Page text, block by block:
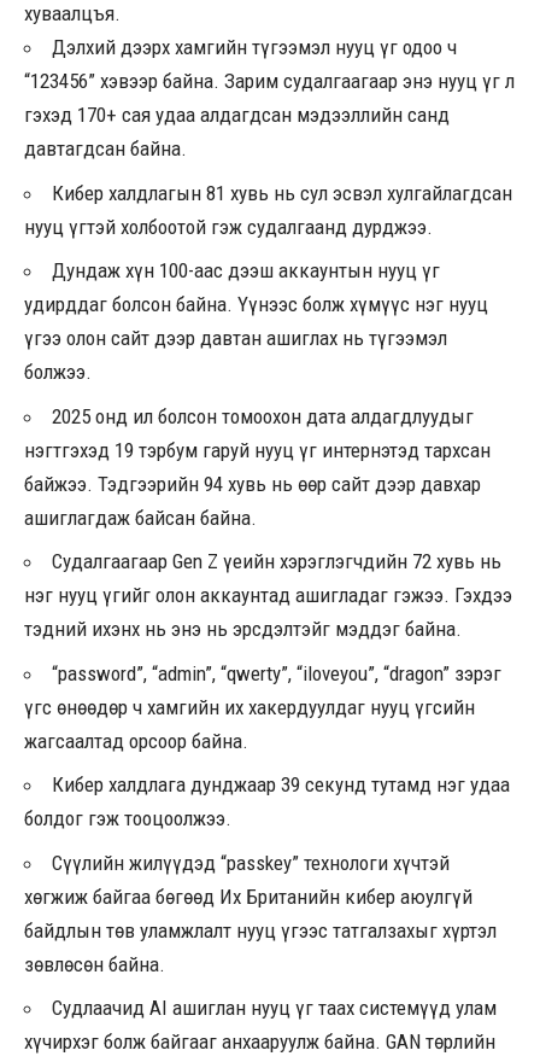
хуваалцъя.
Дэлхий дээрх хамгийн түгээмэл нууц үг одоо ч
“123456” хэвээр байна. Зарим судалгаагаар энэ нууц үг л
гэхэд 170+ сая удаа алдагдсан мэдээллийн санд
давтагдсан байна.
Кибер халдлагын 81 хувь нь сул эсвэл хулгайлагдсан
нууц үгтэй холбоотой гэж судалгаанд дурджээ.
Дундаж хүн 100-аас дээш аккаунтын нууц үг
удирддаг болсон байна. Үүнээс болж хүмүүс нэг нууц
үгээ олон сайт дээр давтан ашиглах нь түгээмэл
болжээ.
2025 онд ил болсон томоохон дата алдагдлуудыг
нэгтгэхэд 19 тэрбум гаруй нууц үг интернэтэд тархсан
байжээ. Тэдгээрийн 94 хувь нь өөр сайт дээр давхар
ашиглагдаж байсан байна.
Судалгаагаар Gen Z үеийн хэрэглэгчдийн 72 хувь нь
нэг нууц үгийг олон аккаунтад ашигладаг гэжээ. Гэхдээ
тэдний ихэнх нь энэ нь эрсдэлтэйг мэддэг байна.
“password”, “admin”, “qwerty”, “iloveyou”, “dragon” зэрэг
үгс өнөөдөр ч хамгийн их хакердуулдаг нууц үгсийн
жагсаалтад орсоор байна.
Кибер халдлага дунджаар 39 секунд тутамд нэг удаа
болдог гэж тооцоолжээ.
Сүүлийн жилүүдэд “passkey” технологи хүчтэй
хөгжиж байгаа бөгөөд Их Британийн кибер аюулгүй
байдлын төв уламжлалт нууц үгээс татгалзахыг хүртэл
зөвлөсөн байна.
Судлаачид AI ашиглан нууц үг таах системүүд улам
хүчирхэг болж байгааг анхааруулж байна. GAN төрлийн